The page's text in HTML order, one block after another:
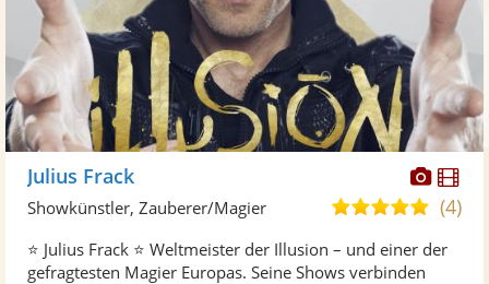
Fotos
Julius Frack
5,0
5
(4)
Showkünstler, Zauberer/Magier
⭐ Julius Frack ⭐ Weltmeister der Illusion – und einer der
gefragtesten Magier Europas. Seine Shows verbinden